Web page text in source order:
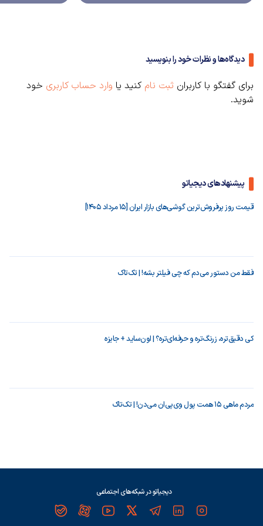
دیدگاه‌ها و نظرات خود را بنویسید
برای گفتگو با کاربران ثبت نام کنید یا وارد حساب کاربری خود
شوید.
پیشنهادهای دیجیاتو
قیمت روز پرفروش‌ترین گوشی‌های بازار ایران [15 مرداد 1405]
فقط من دستور می‌دم که چی فیلتر بشه! | تک‌تاک
کی دقیق‌تره، زرنگ‌تره و حرفه‌ای‌تره؟ | اون‌ساید + جایزه
مردم ماهی ۱۵ همت پول وی‌پی‌ان می‌دن! | تک‌تاک
دیجیاتو در شبکه‌های اجتماعی